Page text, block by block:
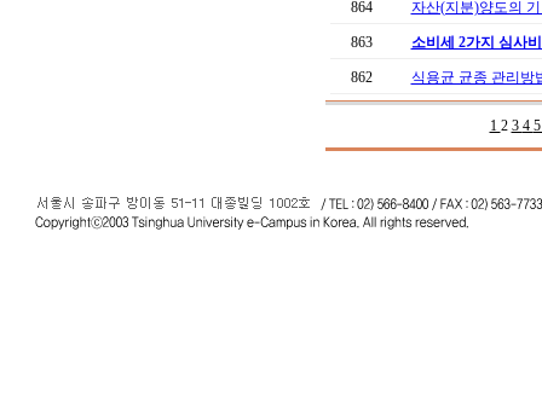
864 자산(지분)양도의
863 소비세 2가지 심사
862 식용균 균종 관리방
1 2 3 4